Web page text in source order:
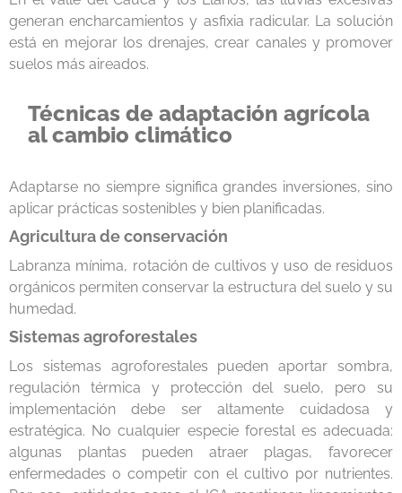
generan encharcamientos y asfixia radicular. La solución
está en mejorar los drenajes, crear canales y promover
suelos más aireados.
Técnicas de adaptación agrícola
al cambio climático
Adaptarse no siempre significa grandes inversiones, sino
aplicar prácticas sostenibles y bien planificadas.
Agricultura de conservación
Labranza mínima, rotación de cultivos y uso de residuos
orgánicos permiten conservar la estructura del suelo y su
humedad.
Sistemas agroforestales
Los sistemas agroforestales pueden aportar sombra,
regulación térmica y protección del suelo, pero su
implementación debe ser altamente cuidadosa y
estratégica. No cualquier especie forestal es adecuada:
algunas plantas pueden atraer plagas, favorecer
enfermedades o competir con el cultivo por nutrientes.